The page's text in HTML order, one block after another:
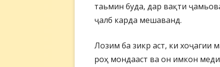
таьмин буда, дар вақти
ҷалб карда мешаванд.
Лозим ба зикр аст, ки хоҷагии
роҳ мондааст ва он имкон